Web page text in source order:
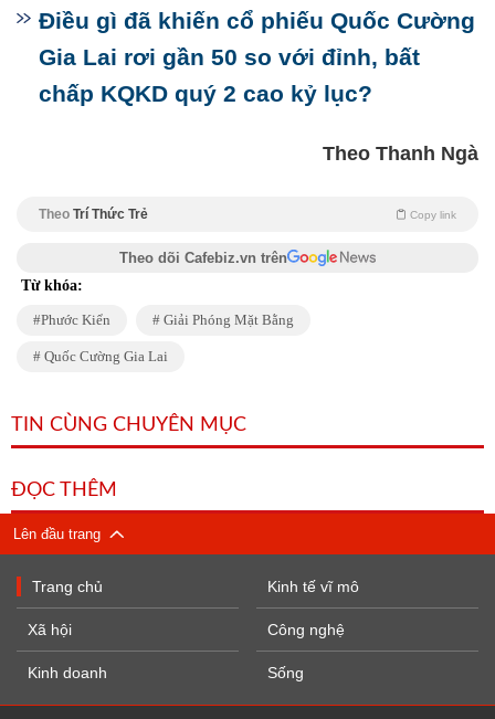
Điều gì đã khiến cổ phiếu Quốc Cường
Gia Lai rơi gần 50 so với đỉnh, bất
chấp KQKD quý 2 cao kỷ lục?
Theo Thanh Ngà
Theo Trí Thức Trẻ Copy link
Theo dõi Cafebiz.vn trên
Từ khóa:
Phước Kiển Giải Phóng Mặt Bằng
Quốc Cường Gia Lai
TIN CÙNG CHUYÊN MỤC
ĐỌC THÊM
Lên đầu trang
Trang chủ
Xã hội
Kinh doanh
Kinh tế vĩ mô
Công nghệ
Sống